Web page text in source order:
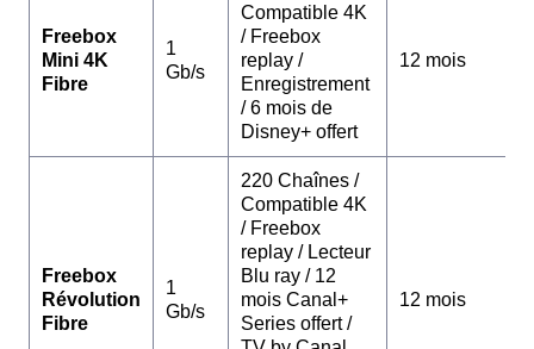
Freebox
Mini 4K
Fibre
1
Gb/s
Compatible 4K
/ Freebox
replay /
Enregistrement
/ 6 mois de
Disney+ offert
12 mois
Freebox
Révolution
Fibre
1
Gb/s
220 Chaînes /
Compatible 4K
/ Freebox
replay / Lecteur
Blu ray / 12
mois Canal+
Series offert /
12 mois